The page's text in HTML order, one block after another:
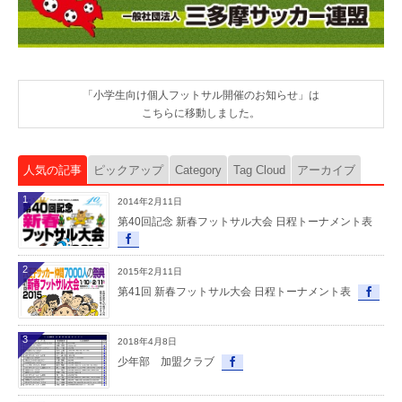
「小学生向け個人フットサル開催のお知らせ」は
こちらに移動しました。
人気の記事 ピックアップ Category Tag Cloud アーカイブ
2014年2月11日
第40回記念 新春フットサル大会 日程トーナメント表
1
2015年2月11日
第41回 新春フットサル大会 日程トーナメント表
2
2018年4月8日
少年部 加盟クラブ
3